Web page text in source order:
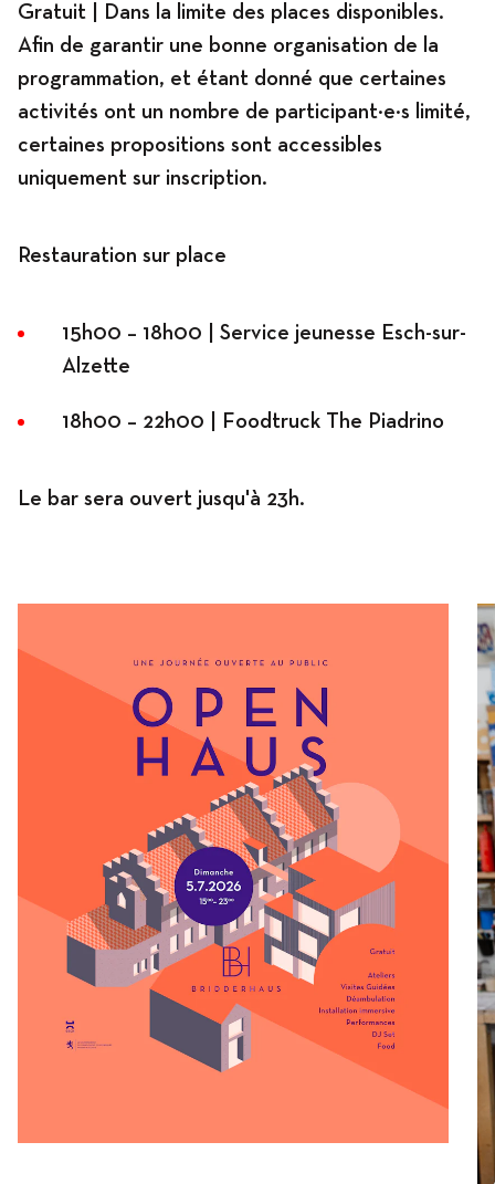
Gratuit | Dans la limite des places disponibles.
Afin de garantir une bonne organisation de la
programmation, et étant donné que certaines
activités ont un nombre de participant·e·s limité,
certaines propositions sont accessibles
uniquement sur inscription.
Restauration sur place
15h00 – 18h00 | Service jeunesse Esch-sur-
Alzette
18h00 – 22h00 | Foodtruck The Piadrino
Le bar sera ouvert jusqu'à 23h.